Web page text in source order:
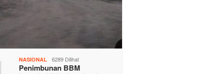
NASIONAL 6289 Dilihat
Penimbunan BBM